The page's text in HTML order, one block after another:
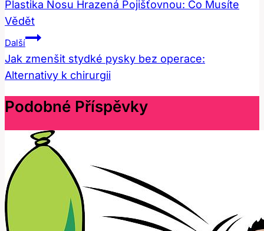
Pro
Příspěvek
Plastika Nosu Hrazená Pojišťovnou: Co Musíte
Vědět
Další
Jak zmenšit stydké pysky bez operace:
Alternativy k chirurgii
Podobné Příspěvky